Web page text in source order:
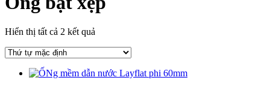
Hiển thị tất cả 2 kết quả